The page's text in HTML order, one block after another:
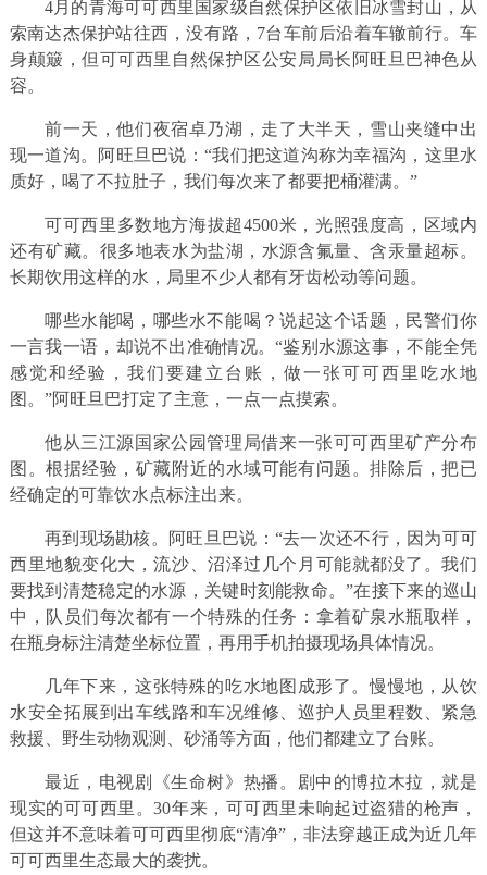
4月的青海可可西里国家级自然保护区依旧冰雪封山，从
索南达杰保护站往西，没有路，7台车前后沿着车辙前行。车
身颠簸，但可可西里自然保护区公安局局长阿旺旦巴神色从
容。
前一天，他们夜宿卓乃湖，走了大半天，雪山夹缝中出
现一道沟。阿旺旦巴说：“我们把这道沟称为幸福沟，这里水
质好，喝了不拉肚子，我们每次来了都要把桶灌满。”
可可西里多数地方海拔超4500米，光照强度高，区域内
还有矿藏。很多地表水为盐湖，水源含氟量、含汞量超标。
长期饮用这样的水，局里不少人都有牙齿松动等问题。
哪些水能喝，哪些水不能喝？说起这个话题，民警们你
一言我一语，却说不出准确情况。“鉴别水源这事，不能全凭
感觉和经验，我们要建立台账，做一张可可西里吃水地
图。”阿旺旦巴打定了主意，一点一点摸索。
他从三江源国家公园管理局借来一张可可西里矿产分布
图。根据经验，矿藏附近的水域可能有问题。排除后，把已
经确定的可靠饮水点标注出来。
再到现场勘核。阿旺旦巴说：“去一次还不行，因为可可
西里地貌变化大，流沙、沼泽过几个月可能就都没了。我们
要找到清楚稳定的水源，关键时刻能救命。”在接下来的巡山
中，队员们每次都有一个特殊的任务：拿着矿泉水瓶取样，
在瓶身标注清楚坐标位置，再用手机拍摄现场具体情况。
几年下来，这张特殊的吃水地图成形了。慢慢地，从饮
水安全拓展到出车线路和车况维修、巡护人员里程数、紧急
救援、野生动物观测、砂涌等方面，他们都建立了台账。
最近，电视剧《生命树》热播。剧中的博拉木拉，就是
现实的可可西里。30年来，可可西里未响起过盗猎的枪声，
但这并不意味着可可西里彻底“清净”，非法穿越正成为近几年
可可西里生态最大的袭扰。